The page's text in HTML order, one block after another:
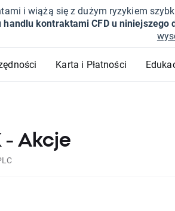
i wiążą się z dużym ryzykiem
kontraktami CFD u niniejszego
Karta i Płatności
- Akcje